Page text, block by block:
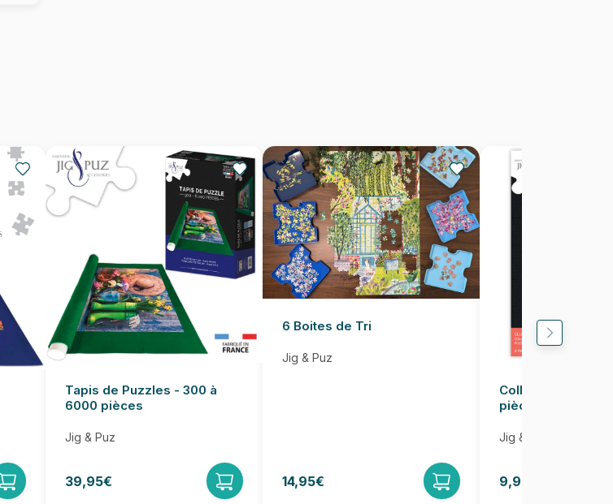
Tapis de Puzzles - 300 à
6000 pièces
Jig & Puz
39,95€
6 Boites de Tri
Jig & Puz
14,95€
Colle pour Puzzle
pièces
Jig & Puz
9,95€